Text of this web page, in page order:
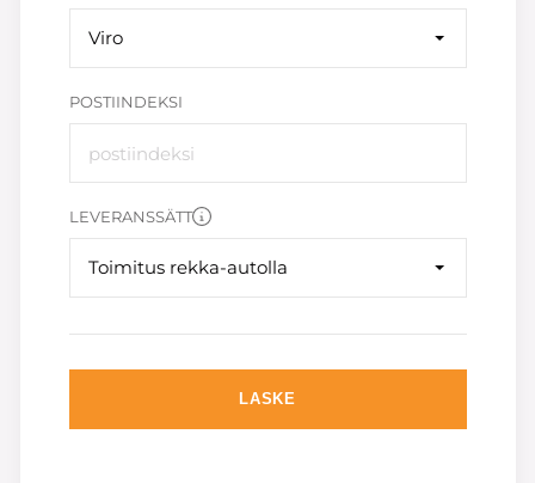
Viro
POSTIINDEKSI
LEVERANSSÄTT
Toimitus rekka-autolla
LASKE